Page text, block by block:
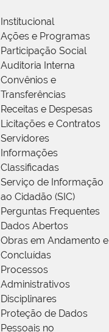
Institucional
Ações e Programas
Participação Social
Auditoria Interna
Convênios e
Transferências
Receitas e Despesas
Licitações e Contratos
Servidores
Informações
Classificadas
Serviço de Informação
ao Cidadão (SIC)
Perguntas Frequentes
Dados Abertos
Obras em Andamento e
Concluídas
Processos
Administrativos
Disciplinares
Proteção de Dados
Pessoais no